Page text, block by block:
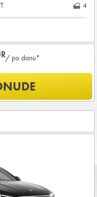
4
/ po danu*
od štete (CDW) i krađe
u iznosu od